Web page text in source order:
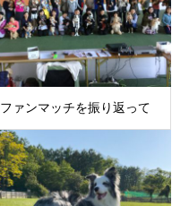
ファンマッチを振り返って